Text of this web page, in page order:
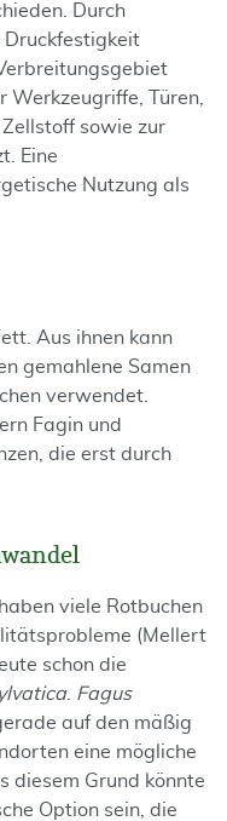
Durch
Druckfestigkeit
Türen,
Zellstoff sowie zur
Eine
Nutzung als
Aus ihnen kann
gemahlene Samen
verwendet.
Fagin und
die erst durch
viele Rotbuchen
(Mellert
schon die
. Fagus
auf den mäßig
eine mögliche
diesem Grund könnte
Option sein, die